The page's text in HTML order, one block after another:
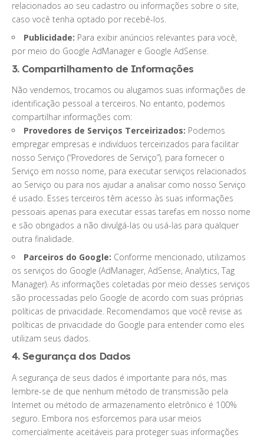
relacionados ao seu cadastro ou informações sobre o site,
caso você tenha optado por recebê-los.
Publicidade: Para exibir anúncios relevantes para você,
por meio do Google AdManager e Google AdSense.
3. Compartilhamento de Informações
Não vendemos, trocamos ou alugamos suas informações de
identificação pessoal a terceiros. No entanto, podemos
compartilhar informações com:
Provedores de Serviços Terceirizados: Podemos
empregar empresas e indivíduos terceirizados para facilitar
nosso Serviço (“Provedores de Serviço”), para fornecer o
Serviço em nosso nome, para executar serviços relacionados
ao Serviço ou para nos ajudar a analisar como nosso Serviço
é usado. Esses terceiros têm acesso às suas informações
pessoais apenas para executar essas tarefas em nosso nome
e são obrigados a não divulgá-las ou usá-las para qualquer
outra finalidade.
Parceiros do Google: Conforme mencionado, utilizamos
os serviços do Google (AdManager, AdSense, Analytics, Tag
Manager). As informações coletadas por meio desses serviços
são processadas pelo Google de acordo com suas próprias
políticas de privacidade. Recomendamos que você revise as
políticas de privacidade do Google para entender como eles
utilizam seus dados.
4. Segurança dos Dados
A segurança de seus dados é importante para nós, mas
lembre-se de que nenhum método de transmissão pela
Internet ou método de armazenamento eletrônico é 100%
seguro. Embora nos esforcemos para usar meios
comercialmente aceitáveis para proteger suas informações